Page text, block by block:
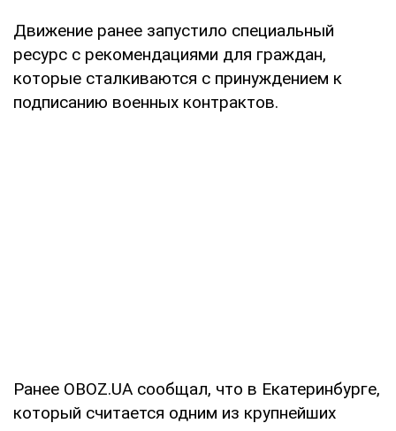
Движение ранее запустило специальный
ресурс с рекомендациями для граждан,
которые сталкиваются с принуждением к
подписанию военных контрактов.
Ранее OBOZ.UA сообщал, что в Екатеринбурге,
который считается одним из крупнейших